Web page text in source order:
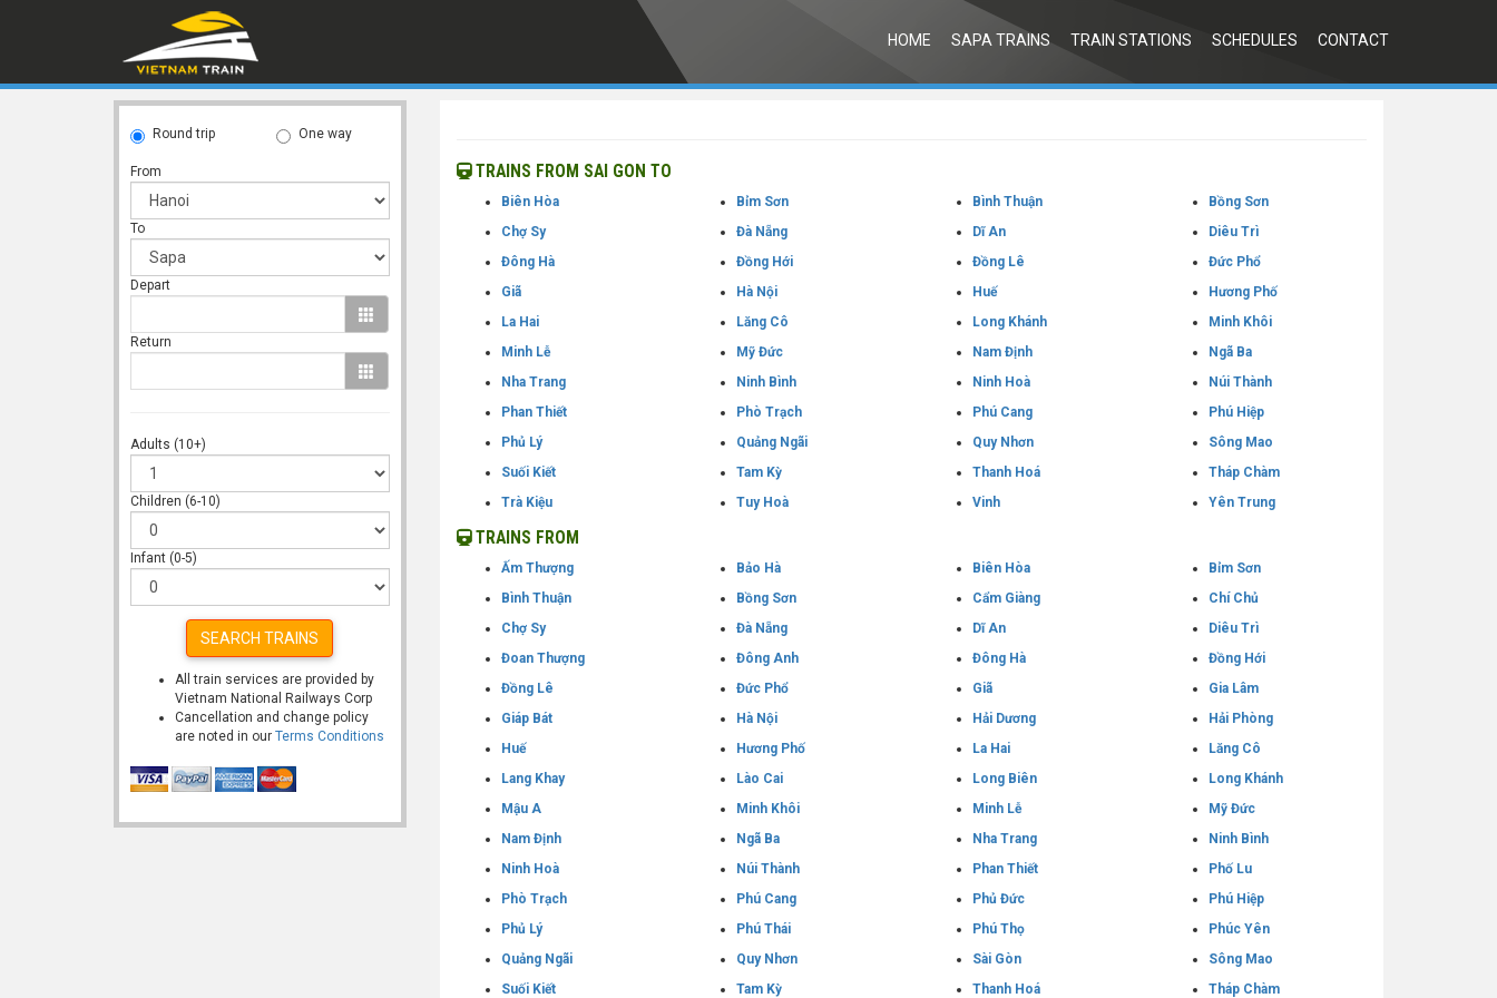
HOME SAPA TRAINS TRAIN STATIONS SCHEDULES CONTACT
Round trip One way
From
To
Depart
Return
Adults (10+)
Children (6-10)
Infant (0-5)
SEARCH TRAINS
All train services are provided by
Vietnam National Railways Corp
Cancellation and change policy
are noted in our Terms Conditions
TRAINS FROM SAI GON TO
Biên Hòa Bỉm Sơn Bình Thuận
Bồng Sơn
Chợ Sy
Đà Nẵng Dĩ An
Diêu Trì
Đông Hà
Đồng Hới Đồng Lê
Đức Phổ
Giã
Hà Nội Huế
Hương Phố
La Hai
Lăng Cô Long Khánh
Minh Khôi
Minh Lễ
Mỹ Đức Nam Định
Ngã Ba
Nha Trang
Ninh Bình Ninh Hoà
Núi Thành
Phan Thiết
Phò Trạch Phú Cang
Phú Hiệp
Phủ Lý
Quảng Ngãi Quy Nhơn
Sông Mao
Suối Kiết
Tam Kỳ Thanh Hoá
Tháp Chàm
Trà Kiệu
Tuy Hoà Vinh Yên Trung
TRAINS FROM
Ấm Thượng Bảo Hà Biên Hòa
Bỉm Sơn
Bình Thuận
Bồng Sơn Cẩm Giàng
Chí Chủ
Chợ Sy
Đà Nẵng Dĩ An
Diêu Trì
Đoan Thượng
Đông Anh Đông Hà
Đồng Hới
Đồng Lê
Đức Phổ Giã
Gia Lâm
Giáp Bát
Hà Nội Hải Dương
Hải Phòng
Huế
Hương Phố La Hai
Lăng Cô
Lang Khay
Lào Cai Long Biên
Long Khánh
Mậu A
Minh Khôi Minh Lễ
Mỹ Đức
Nam Định
Ngã Ba Nha Trang
Ninh Bình
Ninh Hoà
Núi Thành Phan Thiết
Phố Lu
Phò Trạch
Phú Cang Phủ Đức
Phú Hiệp
Phủ Lý
Phú Thái Phú Thọ
Phúc Yên
Quảng Ngãi
Quy Nhơn Sài Gòn
Sông Mao
Suối Kiết
Tam Kỳ Thanh Hoá Tháp Chàm